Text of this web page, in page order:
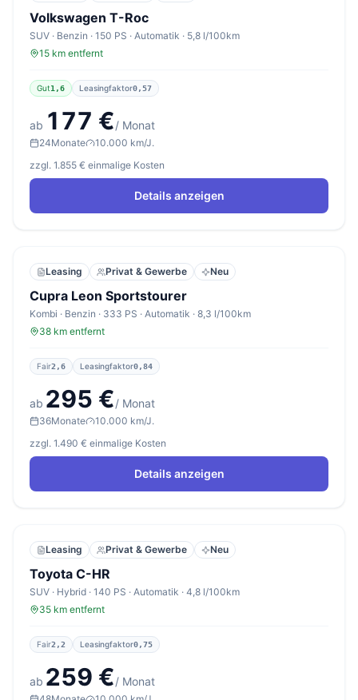
Volkswagen T-Roc
SUV · Benzin · 150 PS · Automatik · 5,8 l/100km
15 km entfernt
Gut1,6 Leasingfaktor0,57
ab 177 €/ Monat
24Monate
10.000 km/J.
zzgl. 1.855 € einmalige Kosten
Details anzeigen
Leasing Privat & Gewerbe Neu
Cupra Leon Sportstourer
Kombi · Benzin · 333 PS · Automatik · 8,3 l/100km
38 km entfernt
Fair2,6 Leasingfaktor0,84
ab 295 €/ Monat
36Monate
10.000 km/J.
zzgl. 1.490 € einmalige Kosten
Details anzeigen
Leasing Privat & Gewerbe Neu
Toyota C-HR
SUV · Hybrid · 140 PS · Automatik · 4,8 l/100km
35 km entfernt
Fair2,2 Leasingfaktor0,75
ab 259 €/ Monat